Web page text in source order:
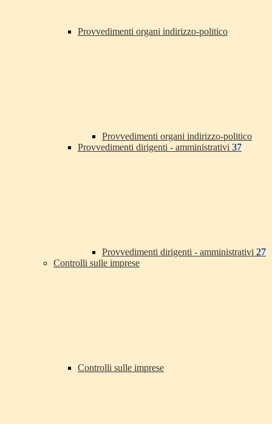
Provvedimenti organi indirizzo-politico
Provvedimenti organi indirizzo-politico
Provvedimenti dirigenti - amministrativi 37
Provvedimenti dirigenti - amministrativi 27
Controlli sulle imprese
Controlli sulle imprese